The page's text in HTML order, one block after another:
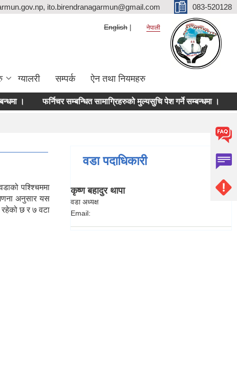
ito.birendranagarmun@gmail.com 083-520128
English नेपाली
ग्यालरी सम्पर्क ऐन तथा नियमहरु
। फर्निचर सम्बन्धित सामाग्रिहरुको मुल्यसुचि पेश गर्ने सम्बन्धमा ।
पश्श्चिममा
अनुसार यस
छ र ७ वटा
वडा पदाधिकारी
कृष्ण बहादुर थापा
वडा अध्यक्ष
Email: